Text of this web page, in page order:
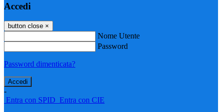
Accedi
button close ×
Nome Utente
Password
Password dimenticata?
-
Entra con SPID Entra con CIE